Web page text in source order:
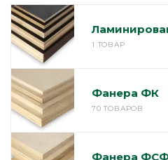
1 ТОВАР
Фанера ФК
70 ТОВАРОВ
Фанера